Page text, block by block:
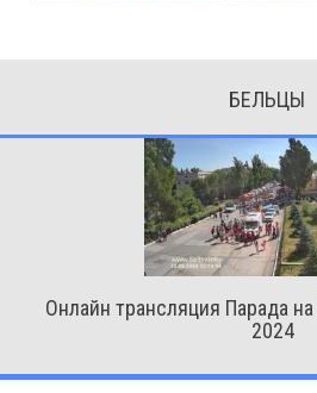
БЕЛЬЦЫ
Онлайн трансляция Парада
2024